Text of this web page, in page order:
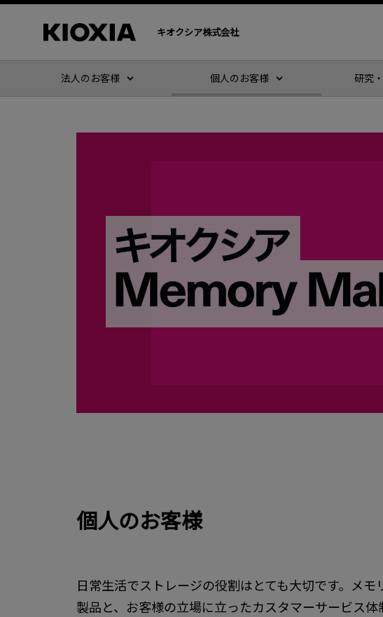
キオクシア株式会社
法人のお客様 個人のお客様 研究
個人のお客様
日常生活でストレージの役割はとても大切です。メ
製品と、お客様の立場に立ったカスタマーサービス